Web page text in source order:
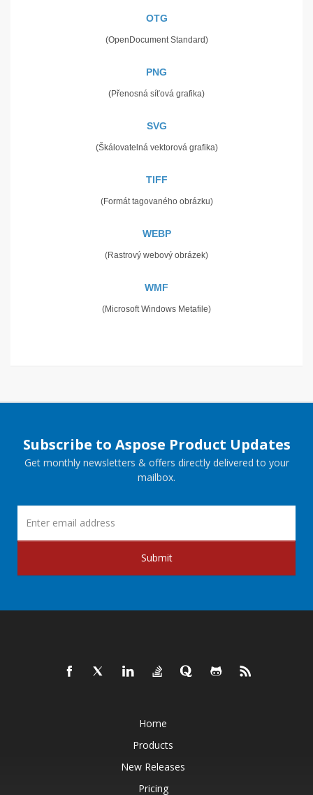
OTG
(OpenDocument Standard)
PNG
(Přenosná síťová grafika)
SVG
(Škálovatelná vektorová grafika)
TIFF
(Formát tagovaného obrázku)
WEBP
(Rastrový webový obrázek)
WMF
(Microsoft Windows Metafile)
Subscribe to Aspose Product Updates
Get monthly newsletters & offers directly delivered to your
mailbox.
Submit
Home
Products
New Releases
Pricing